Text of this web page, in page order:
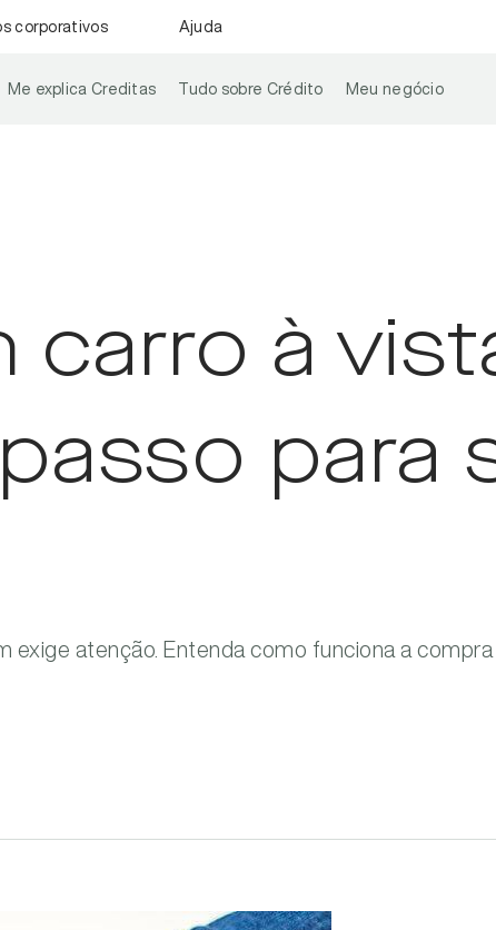
corporativos Ajuda
Me explica Creditas Tudo sobre Crédito Meu negócio
carro à
para
atenção. Entenda como funciona a compra